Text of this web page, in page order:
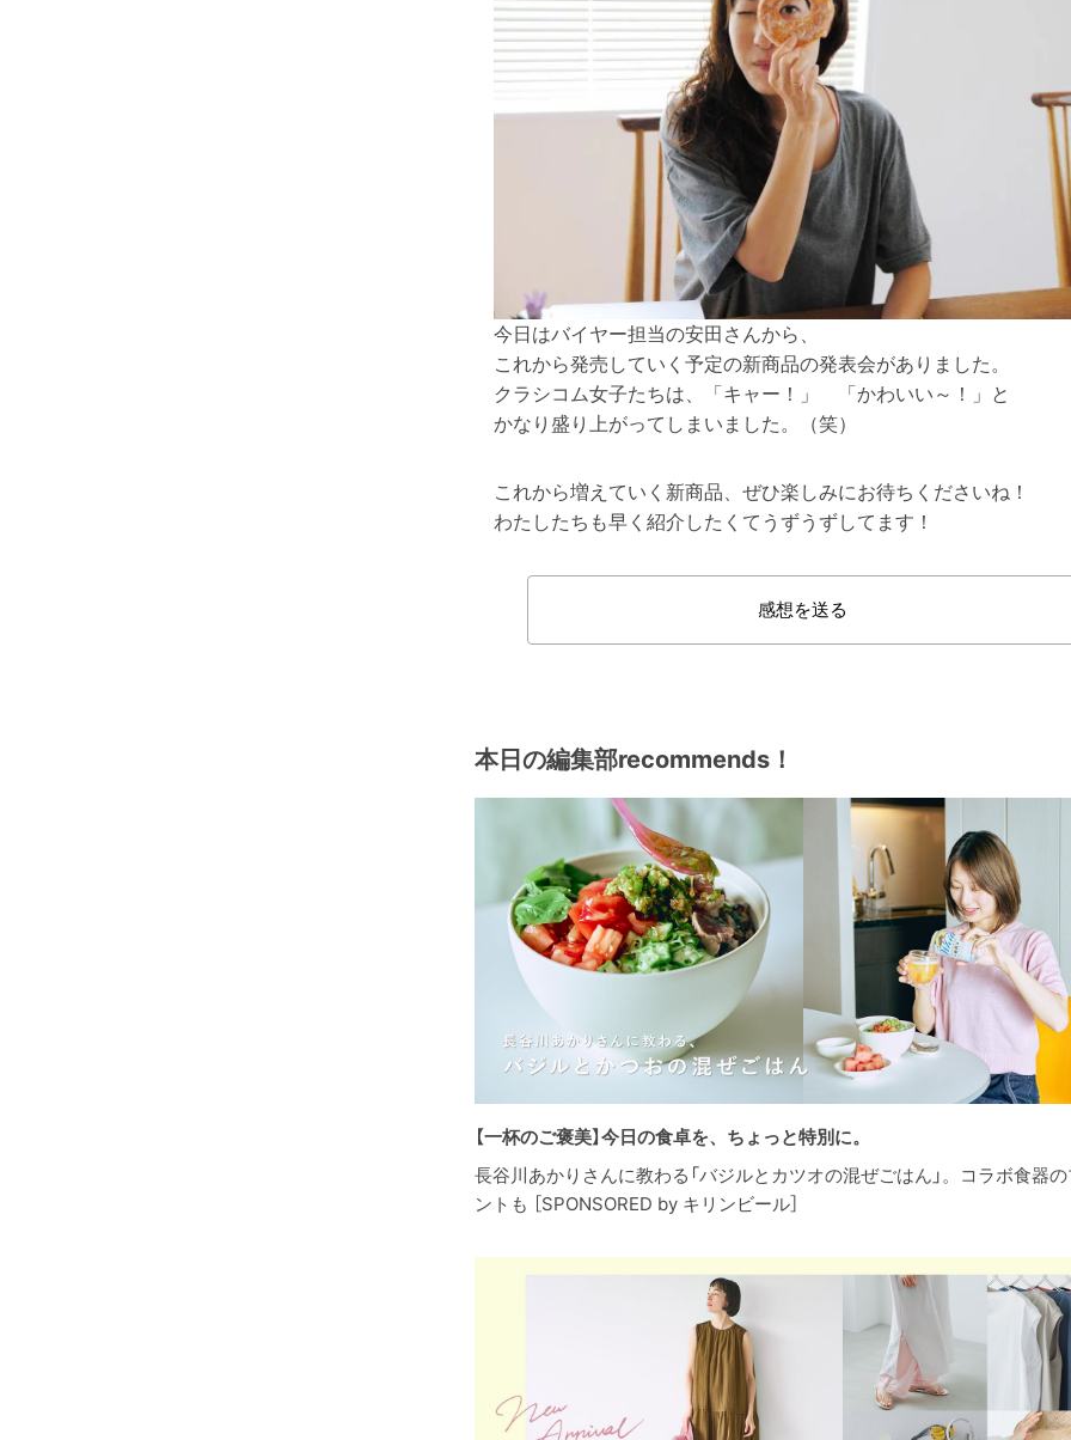
今日はバイヤー担当の安田さんから、
これから発売していく予定の新商品の発表会がありました。
クラシコム女子たちは、「キャー！」 「かわいい～！」と
かなり盛り上がってしまいました。（笑）
これから増えていく新商品、ぜひ楽しみにお待ちくださいね！
わたしたちも早く紹介したくてうずうずしてます！
感想を送る
本日の編集部recommends！
【一杯のご褒美】今日の食卓を、ちょっと特別に。
長谷川あかりさんに教わる「バジルとカツオの混ぜごはん」。コラボ食器
ントも ［SPONSORED by キリンビール］